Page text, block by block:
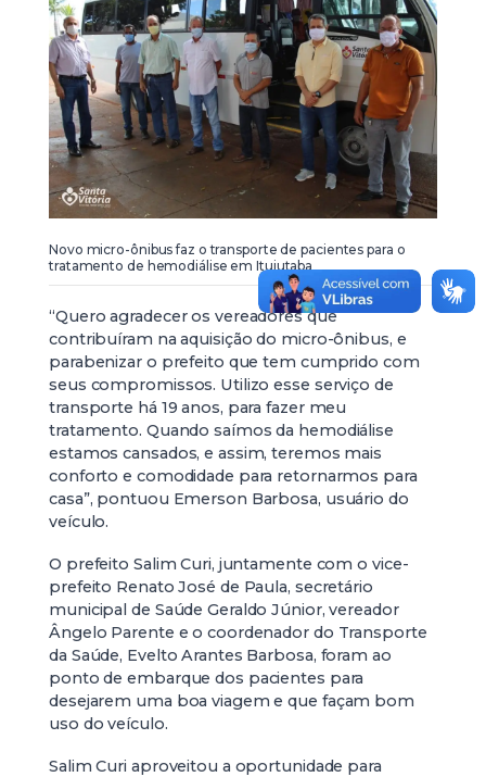
Novo micro-ônibus faz o transporte de pacientes para o
tratamento de hemodiálise em Ituiutaba
“Quero agradecer os vereadores que
contribuíram na aquisição do micro-ônibus, e
parabenizar o prefeito que tem cumprido com
seus compromissos. Utilizo esse serviço de
transporte há 19 anos, para fazer meu
tratamento. Quando saímos da hemodiálise
estamos cansados, e assim, teremos mais
conforto e comodidade para retornarmos para
casa”, pontuou Emerson Barbosa, usuário do
veículo.
O prefeito Salim Curi, juntamente com o vice-
prefeito Renato José de Paula, secretário
municipal de Saúde Geraldo Júnior, vereador
Ângelo Parente e o coordenador do Transporte
da Saúde, Evelto Arantes Barbosa, foram ao
ponto de embarque dos pacientes para
desejarem uma boa viagem e que façam bom
uso do veículo.
Salim Curi aproveitou a oportunidade para